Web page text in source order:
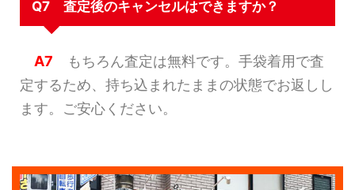
Q7 査定後のキャンセルはできますか？
A7 もちろん査定は無料です。手袋着用で査
定するため、持ち込まれたままの状態でお返しし
ます。ご安心ください。